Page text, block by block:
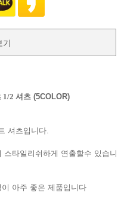
기
1/2 셔츠 (5COLOR)
셔츠입니다.
타일리쉬하게 연출할수 있습니
아주 좋은 제품입니다